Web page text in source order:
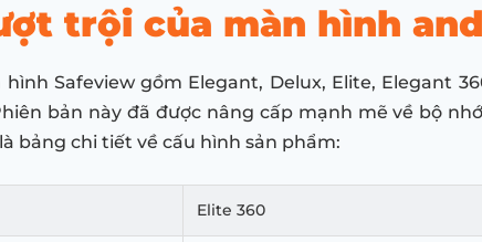
trội của màn hình
Safeview gồm Elegant, Delux, Elite, Elegant
bản này đã được nâng cấp mạnh mẽ về bộ
bảng chi tiết về cấu hình sản phẩm:
Elite 360